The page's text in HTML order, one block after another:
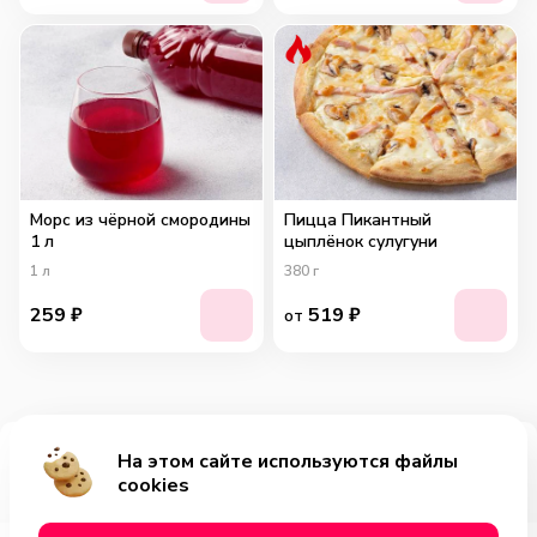
Добавить за 1429₽
Морс из чёрной смородины
1 л
1 л
259 ₽
Пицца Пикантный
цыплёнок сулугуни
380 г
от 519 ₽
На этом сайте используются файлы
cookies